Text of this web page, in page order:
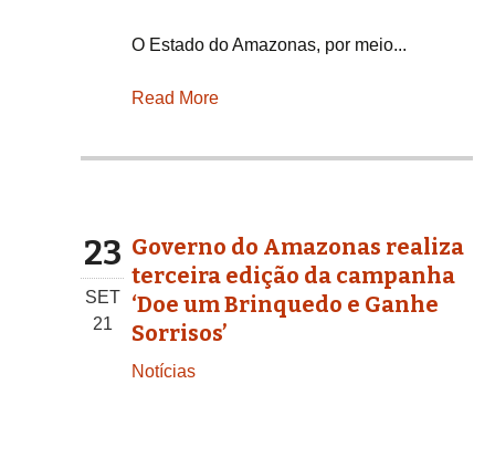
O Estado do Amazonas, por meio...
Read More
23
SET
21
Governo do Amazonas realiza
terceira edição da campanha
‘Doe um Brinquedo e Ganhe
Sorrisos’
Notícias